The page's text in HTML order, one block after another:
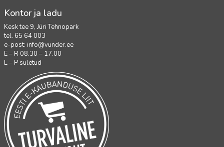
Kontor ja ladu
Kesk tee 9, Jüri Tehnopark
tel. 65 64 003
e-post: info@vunder.ee
E – R 08.30 – 17.00
L – P suletud